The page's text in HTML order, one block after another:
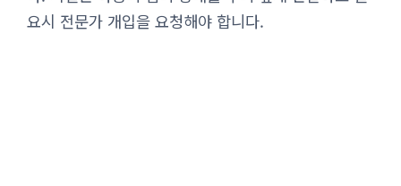
요시 전문가 개입을 요청해야 합니다.